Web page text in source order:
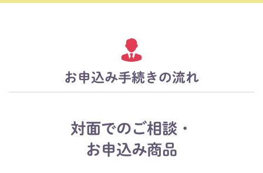
お申込み手続きの流れ
対面でのご相談・
お申込み商品